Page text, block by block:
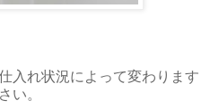
入れ状況によって変わります
い。